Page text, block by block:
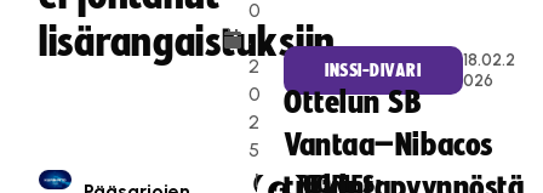
lisärangaistuksiin
0
.
2
0
2
5
CATEGORIES:
ISHARE:
INSSI-DIVARI
18.02.2
026
Ottelun SB
Vantaa–Nibacos